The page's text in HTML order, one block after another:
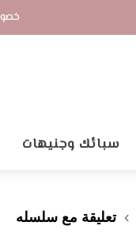
سبائك وجنيهات
تعليقة مع سلسله